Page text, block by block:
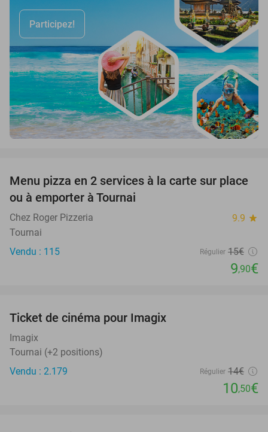
Participez!
34%
Menu pizza en 2 services à la carte sur place
ou à emporter à Tournai
Chez Roger Pizzeria 9.9 star
Tournai
Vendu : 115
Régulier 15€
9,90€
Ticket de cinéma pour Imagix
Imagix
Tournai (+2 positions)
Vendu : 2.179
Régulier 14€
10,50€